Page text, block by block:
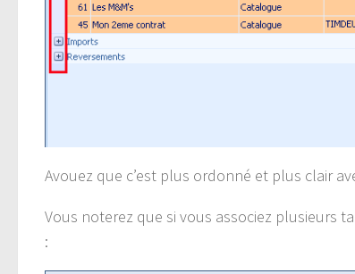
Avouez que c’est plus ordonné et plus clair
Vous noterez que si vous associez plusieurs
: